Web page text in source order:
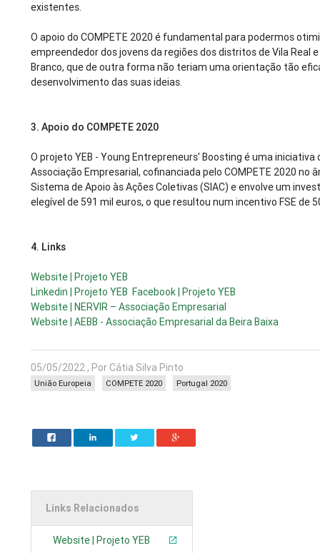
existentes.
O apoio do COMPETE 2020 é fundamental para podermos
empreendedor dos jovens da regiões dos distritos de Vila Real
Branco, que de outra forma não teriam uma orientação tão
desenvolvimento das suas ideias.
3. Apoio do COMPETE 2020
O projeto YEB - Young Entrepreneurs' Boosting é uma iniciativa
Associação Empresarial, cofinanciada pelo COMPETE 2020 no
Sistema de Apoio às Ações Coletivas (SIAC) e envolve um
elegível de 591 mil euros, o que resultou num incentivo FSE de
4. Links
Website | Projeto YEB
Linkedin | Projeto YEB Facebook | Projeto YEB
Website | NERVIR – Associação Empresarial
Website | AEBB - Associação Empresarial da Beira Baixa
05/05/2022 , Por Cátia Silva Pinto
Portugal 2020
COMPETE 2020
União Europeia
Links Relacionados
Website | Projeto YEB